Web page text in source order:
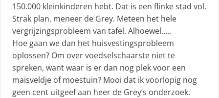
150.000 kleinkinderen hebt. Dat is een flinke stad vol.
Strak plan, meneer de Grey. Meteen het hele
vergrijzingsprobleem van tafel. Alhoewel…..
Hoe gaan we dan het huisvestingsprobleem
oplossen? Om over voedselschaarste niet te
spreken, want waar is er dan nog plek voor een
maisveldje of moestuin? Mooi dat ik voorlopig nog
geen cent uitgeef aan heer de Grey’s onderzoek.